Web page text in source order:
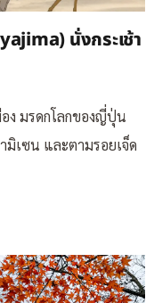
นั่งกระเช้า
อง มรดกโลกของญี่ปุ่น
มิเซน และตามรอยเจ็ด